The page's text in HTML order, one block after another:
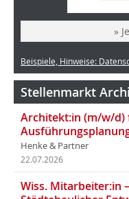
»
Beispiele, Hinweise:
Stellenmarkt
Architekt:in (m/w/
Henke & Partner
22.07.2026
Wiss. Mitarbeiter:in